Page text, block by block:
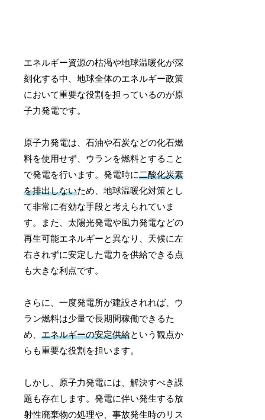
エネルギー資源の枯渇や地球温暖化が深
刻化する中、地球全体のエネルギー政策
において重要な役割を担っているのが原
子力発電です。
原子力発電は、石油や石炭などの化石燃
料を使用せず、ウランを燃料とすること
で発電を行います。発電時に二酸化炭素
を排出しないため、地球温暖化対策とし
て非常に有効な手段と考えられていま
す。また、太陽光発電や風力発電などの
再生可能エネルギーと異なり、天候に左
右されずに安定した電力を供給できる点
も大きな利点です。
さらに、一度発電所が建設されれば、ウ
ラン燃料は少量で長期間稼働できるた
め、エネルギーの安定供給という観点か
らも重要な役割を担います。
しかし、原子力発電には、解決すべき課
題も存在します。発電に伴い発生する放
射性廃棄物の処理や、事故発生時のリス